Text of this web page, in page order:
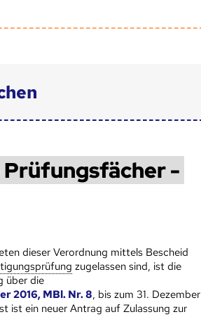
-
dieser Verordnung mittels Bescheid
zugelassen sind, ist die
über die
2016, MBl. Nr. 8, bis zum 31. Dezember
ist ein neuer Antrag auf Zulassung zur